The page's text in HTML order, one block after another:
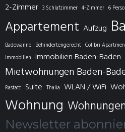
2-Zimmer 3 Schlafzimmer 4-Zimmer 6
Appartement Aufzug
Badewanne Behindertengerecht Colibri
Immobilien Immobilien Baden-Baden
Mietwohnungen Baden-
Rastatt Suite Thalia WLAN / WiFi
Wohnung
Newsletter